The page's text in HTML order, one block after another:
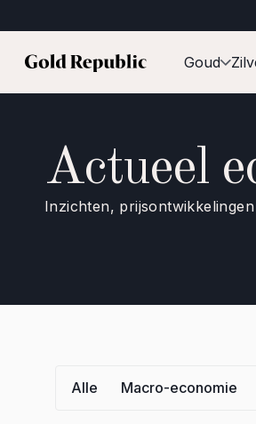
Goud
Actueel
Inzichten,
Alle Macro-economie